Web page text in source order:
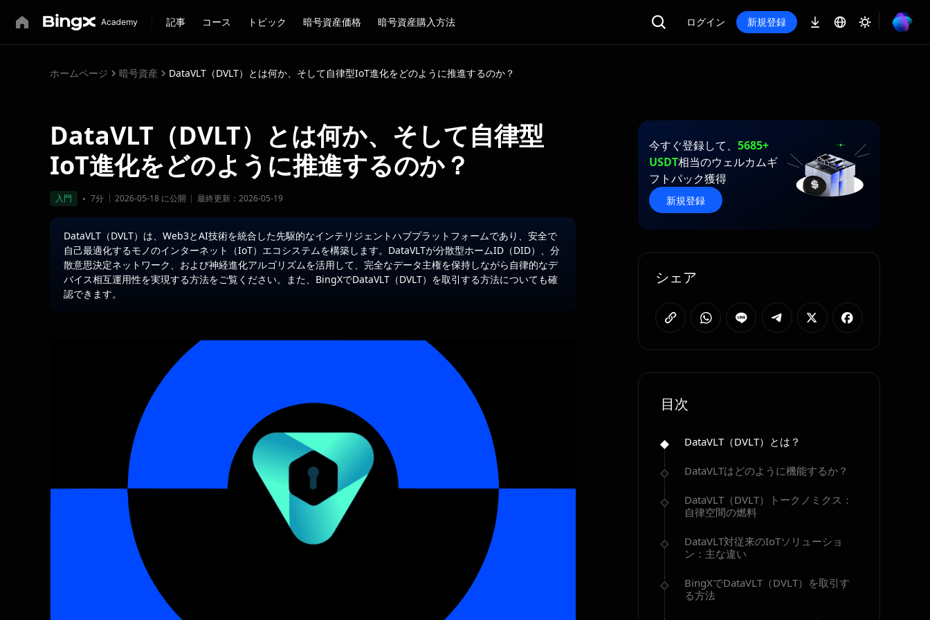
記事 コース トピック 暗号資産価格 暗号資産購入方法 ログイン 新規登録
ホームページ 暗号資産 DataVLT（DVLT）とは何か、そして自律型IoT進化をどのように推進するのか？
DataVLT（DVLT）とは何か、そして自律型
IoT進化をどのように推進するのか？
入門 7分 2026-05-18 に公開 最終更新：2026-05-19
DataVLT（DVLT）は、Web3とAI技術を統合した先駆的なインテリジェントハブプラットフォームであり、安全で
自己最適化するモノのインターネット（IoT）エコシステムを構築します。DataVLTが分散型ホームID（DID）、分
散意思決定ネットワーク、および神経進化アルゴリズムを活用して、完全なデータ主権を保持しながら自律的なデ
バイス相互運用性を実現する方法をご覧ください。また、BingXでDataVLT（DVLT）を取引する方法についても確
認できます。
今すぐ登録して、 5685+
USDT相当のウェルカムギ
フトパック獲得
新規登録
シェア
目次
DataVLT（DVLT）とは？
DataVLTはどのように機能するか？
DataVLT（DVLT）トークノミクス：
自律空間の燃料
DataVLT対従来のIoTソリューショ
ン：主な違い
BingXでDataVLT（DVLT）を取引す
る方法